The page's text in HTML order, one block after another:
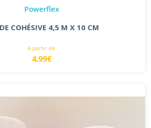
Powerflex
COHÉSIVE 4,5 M X 10 CM
à partir de
4.99€